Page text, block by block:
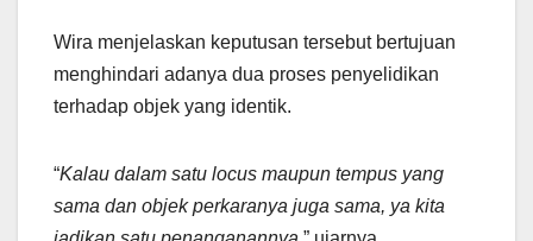
Wira menjelaskan keputusan tersebut bertujuan
menghindari adanya dua proses penyelidikan
terhadap objek yang identik.
“Kalau dalam satu locus maupun tempus yang
sama dan objek perkaranya juga sama, ya kita